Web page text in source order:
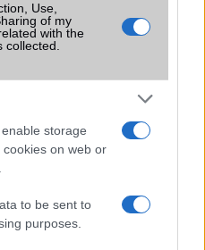
Use,
of my
with the
storage
on web or
to be sent to
purposes.
Nincs
Nincs publikus adat!
2026-07-13 19:00:00